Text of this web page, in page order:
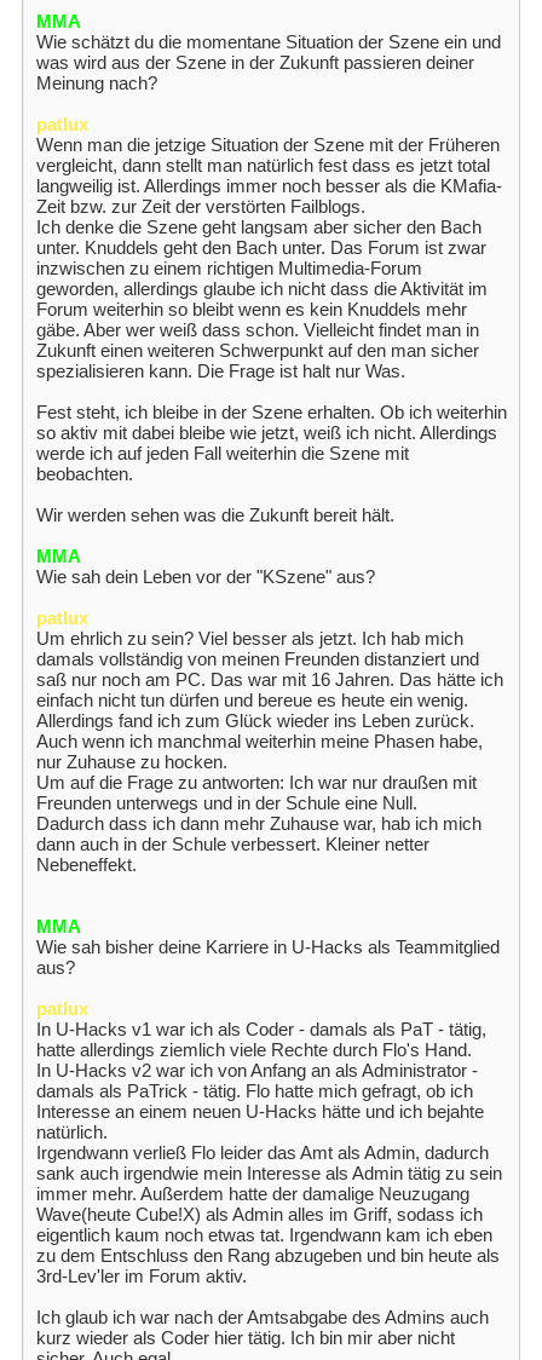
MMA
Wie schätzt du die momentane Situation der Szene ein und
was wird aus der Szene in der Zukunft passieren deiner
Meinung nach?
patlux
Wenn man die jetzige Situation der Szene mit der Früheren
vergleicht, dann stellt man natürlich fest dass es jetzt total
langweilig ist. Allerdings immer noch besser als die KMafia-
Zeit bzw. zur Zeit der verstörten Failblogs.
Ich denke die Szene geht langsam aber sicher den Bach
unter. Knuddels geht den Bach unter. Das Forum ist zwar
inzwischen zu einem richtigen Multimedia-Forum
geworden, allerdings glaube ich nicht dass die Aktivität im
Forum weiterhin so bleibt wenn es kein Knuddels mehr
gäbe. Aber wer weiß dass schon. Vielleicht findet man in
Zukunft einen weiteren Schwerpunkt auf den man sicher
spezialisieren kann. Die Frage ist halt nur Was.
Fest steht, ich bleibe in der Szene erhalten. Ob ich weiterhin
so aktiv mit dabei bleibe wie jetzt, weiß ich nicht. Allerdings
werde ich auf jeden Fall weiterhin die Szene mit
beobachten.
Wir werden sehen was die Zukunft bereit hält.
MMA
Wie sah dein Leben vor der "KSzene" aus?
patlux
Um ehrlich zu sein? Viel besser als jetzt. Ich hab mich
damals vollständig von meinen Freunden distanziert und
saß nur noch am PC. Das war mit 16 Jahren. Das hätte ich
einfach nicht tun dürfen und bereue es heute ein wenig.
Allerdings fand ich zum Glück wieder ins Leben zurück.
Auch wenn ich manchmal weiterhin meine Phasen habe,
nur Zuhause zu hocken.
Um auf die Frage zu antworten: Ich war nur draußen mit
Freunden unterwegs und in der Schule eine Null.
Dadurch dass ich dann mehr Zuhause war, hab ich mich
dann auch in der Schule verbessert. Kleiner netter
Nebeneffekt.
MMA
Wie sah bisher deine Karriere in U-Hacks als Teammitglied
aus?
patlux
In U-Hacks v1 war ich als Coder - damals als PaT - tätig,
hatte allerdings ziemlich viele Rechte durch Flo's Hand.
In U-Hacks v2 war ich von Anfang an als Administrator -
damals als PaTrick - tätig. Flo hatte mich gefragt, ob ich
Interesse an einem neuen U-Hacks hätte und ich bejahte
natürlich.
Irgendwann verließ Flo leider das Amt als Admin, dadurch
sank auch irgendwie mein Interesse als Admin tätig zu sein
immer mehr. Außerdem hatte der damalige Neuzugang
Wave(heute Cube!X) als Admin alles im Griff, sodass ich
eigentlich kaum noch etwas tat. Irgendwann kam ich eben
zu dem Entschluss den Rang abzugeben und bin heute als
3rd-Lev'ler im Forum aktiv.
Ich glaub ich war nach der Amtsabgabe des Admins auch
kurz wieder als Coder hier tätig. Ich bin mir aber nicht